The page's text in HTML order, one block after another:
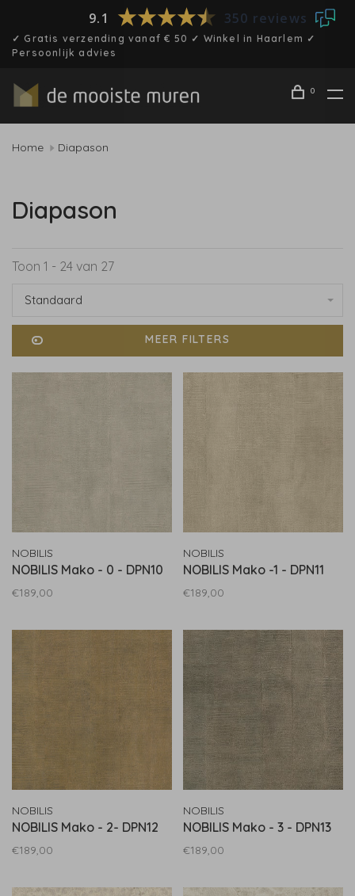
9.1 350 reviews
✓ Gratis verzending vanaf € 50 ✓ Winkel in Haarlem ✓
Persoonlijk advies
0
Home Diapason
Diapason
Toon 1 - 24 van 27
Standaard
MEER FILTERS
NOBILIS
NOBILIS Mako - 0 - DPN10
€189,00
NOBILIS
NOBILIS Mako -1 - DPN11
€189,00
NOBILIS
NOBILIS Mako - 2- DPN12
€189,00
NOBILIS
NOBILIS Mako - 3 - DPN13
€189,00